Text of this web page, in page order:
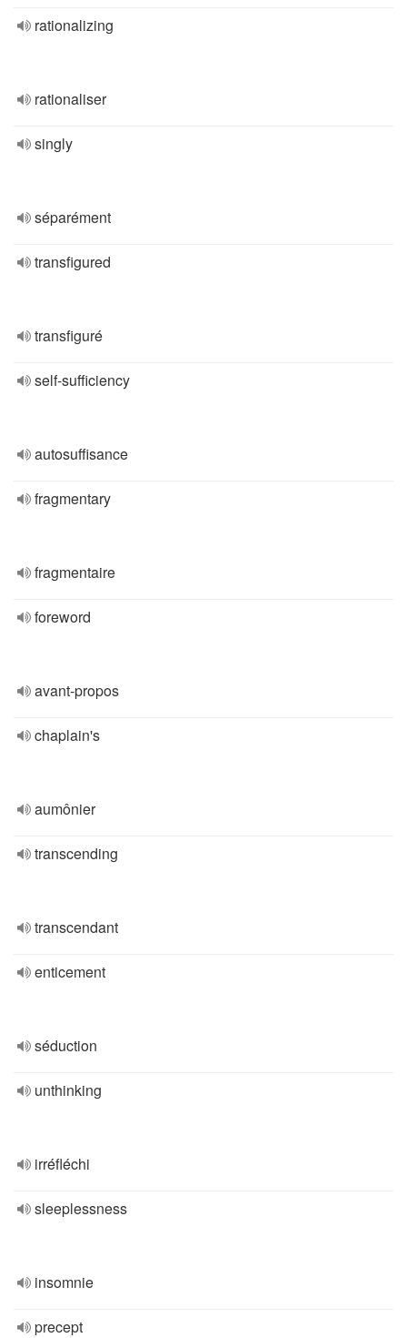
rationalizing
rationaliser
singly
séparément
transfigured
transfiguré
self-sufficiency
autosuffisance
fragmentary
fragmentaire
foreword
avant-propos
chaplain's
aumônier
transcending
transcendant
enticement
séduction
unthinking
irréfléchi
sleeplessness
insomnie
precept